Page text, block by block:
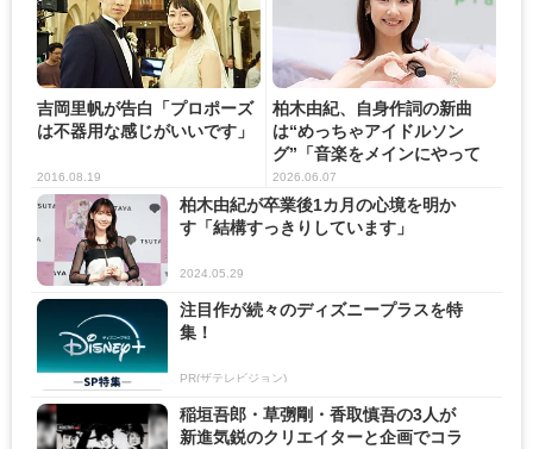
吉岡里帆が告白「プロポーズ
は不器用な感じがいいです」
2016.08.19
柏木由紀、自身作詞の新曲
は“めっちゃアイドルソン
グ”「音楽をメインにやって
いきた...
2026.06.07
柏木由紀が卒業後1カ月の心境を明か
す「結構すっきりしています」
2024.05.29
注目作が続々のディズニープラスを特
集！
PR(ザテレビジョン)
稲垣吾郎・草彅剛・香取慎吾の3人が
新進気鋭のクリエイターと企画でコラ